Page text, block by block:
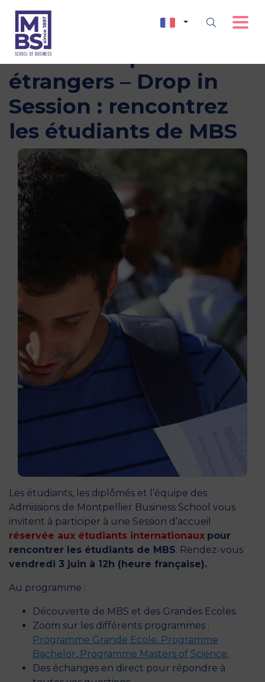
Webinar diplômes
étrangers – Drop in
Session : rencontrez
les étudiants de MBS
Les étudiants, les diplômés et l’équipe des
Admissions de Montpellier Business School vous
invitent à participer à une Session d’accueil
réservée aux étudiants internationaux pour
rencontrer les étudiants de MBS. Rendez-vous
vendredi 3 juin à 12h (heure française).
Au programme :
Découverte de MBS et des Grandes Ecoles.
Zoom sur les différents programmes :
Programme Grande Ecole, Programme
Bachelor, Programme Masters of Science.
Des échanges en direct pour répondre à